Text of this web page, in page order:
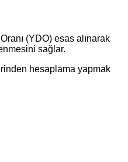
(YDO) esas alınarak
sağlar.
hesaplama yapmak